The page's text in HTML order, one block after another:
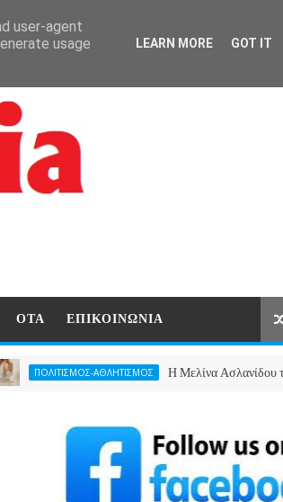
ΟΤΑ ΕΠΙΚΟΙΝΩΝΙΑ
ΑΘΛΗΤΙΣΜΟΣ Η Μελίνα Ασλανίδου την
user-agent
usage
LEARN MORE GOT IT